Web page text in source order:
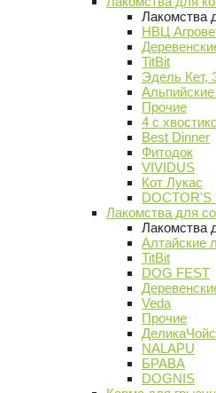
Лакомства
НВЦ
TitBit
Эдель Кет,
Альпийские
Прочие
4 с
Best Dinner
Фитодок
VIVIDUS
Кот Лукас
DOCTOR'S
Лакомства для
Лакомства
Алтайские
TitBit
DOG FEST
Veda
Прочие
ДеликаЧойс
NALAPU
БРАВА
DOGNIS